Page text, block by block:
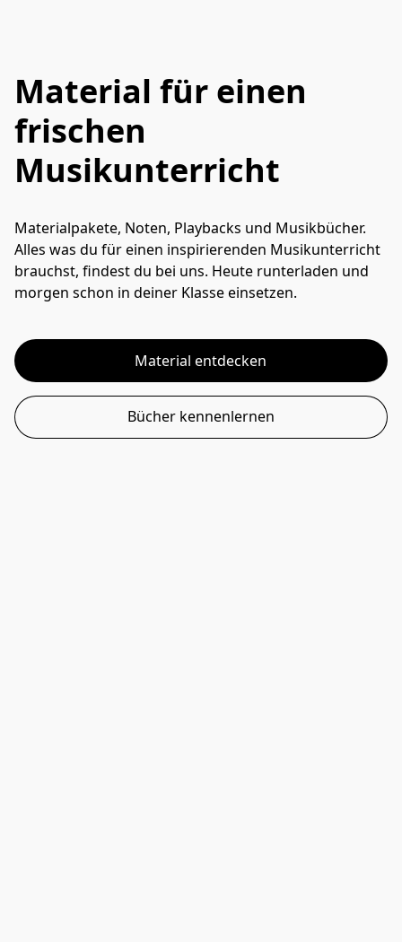
Material für einen
frischen
Musikunterricht
Materialpakete, Noten, Playbacks und Musikbücher.
Alles was du für einen inspirierenden Musikunterricht
brauchst, findest du bei uns. Heute runterladen und
morgen schon in deiner Klasse einsetzen.
Material entdecken
Bücher kennenlernen